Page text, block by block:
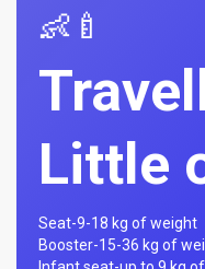
👶🍼
Little
Seat-9-18 kg of weight
Booster-15-36 kg of